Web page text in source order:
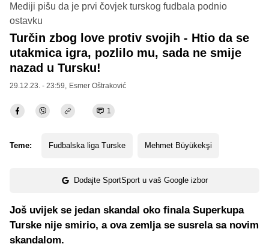
Mediji pišu da je prvi čovjek turskog fudbala podnio
ostavku
Turčin zbog love protiv svojih - Htio da se
utakmica igra, pozlilo mu, sada ne smije
nazad u Tursku!
29.12.23. - 23:59, Esmer Oštraković
1
Teme: Fudbalska liga Turske Mehmet Büyükekşi
Dodajte SportSport u vaš Google izbor
Još uvijek se jedan skandal oko finala Superkupa
Turske nije smirio, a ova zemlja se susrela sa novim
skandalom.